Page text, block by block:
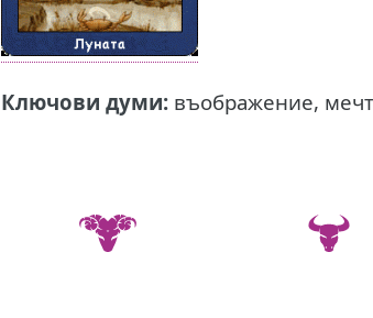
Ключови думи:въображение,